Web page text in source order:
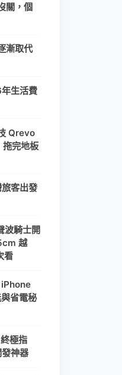
關，個
漸取代
生活費
Qrevo
拖完地板
客出發
波騎士開
越
看
省電秘
極指
神器